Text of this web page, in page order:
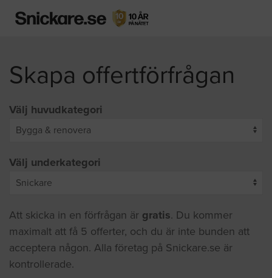
Skapa offertförfrågan
Välj huvudkategori
Välj underkategori
Att skicka in en förfrågan är gratis. Du kommer
maximalt att få 5 offerter, och du är inte bunden att
acceptera någon. Alla företag på Snickare.se är
kontrollerade.